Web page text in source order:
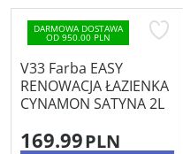
DARMOWA DOSTAWA
OD 950.00 PLN
V33 Farba EASY
RENOWACJA ŁAZIENKA
CYNAMON SATYNA 2L
169.99PLN